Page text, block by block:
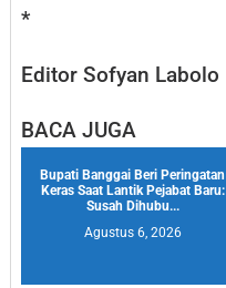
*
Editor Sofyan Labolo
BACA JUGA
Bupati Banggai Beri Peringatan
Keras Saat Lantik Pejabat Baru:
Susah Dihubu...
Agustus 6, 2026